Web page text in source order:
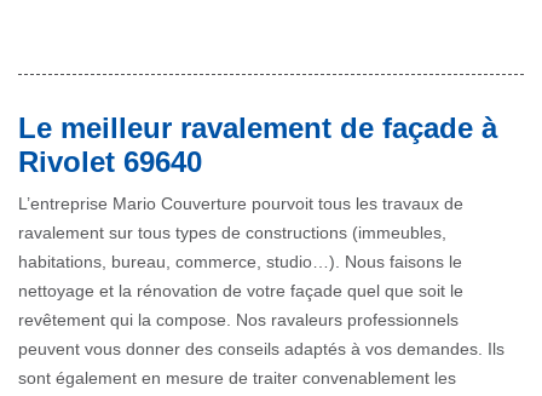
Le meilleur ravalement de façade à
Rivolet 69640
L’entreprise Mario Couverture pourvoit tous les travaux de
ravalement sur tous types de constructions (immeubles,
habitations, bureau, commerce, studio…). Nous faisons le
nettoyage et la rénovation de votre façade quel que soit le
revêtement qui la compose. Nos ravaleurs professionnels
peuvent vous donner des conseils adaptés à vos demandes. Ils
sont également en mesure de traiter convenablement les